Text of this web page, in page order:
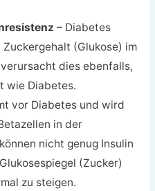
– Diabetes
(Glukose) im
dies ebenfalls,
wie Diabetes.
vor Diabetes und wird
in der
nicht genug Insulin
(Zucker)
zu steigen.